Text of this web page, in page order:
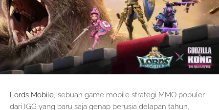
Lords Mobile, sebuah game mobile strategi MMO populer
dari IGG yang baru saja genap berusia delapan tahun,